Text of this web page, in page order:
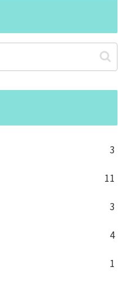
3
11
3
4
1